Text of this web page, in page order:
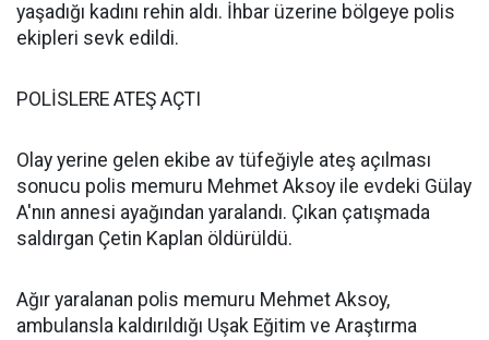
yaşadığı kadını rehin aldı. İhbar üzerine bölgeye polis
ekipleri sevk edildi.
POLİSLERE ATEŞ AÇTI
Olay yerine gelen ekibe av tüfeğiyle ateş açılması
sonucu polis memuru Mehmet Aksoy ile evdeki Gülay
A'nın annesi ayağından yaralandı. Çıkan çatışmada
saldırgan Çetin Kaplan öldürüldü.
Ağır yaralanan polis memuru Mehmet Aksoy,
ambulansla kaldırıldığı Uşak Eğitim ve Araştırma